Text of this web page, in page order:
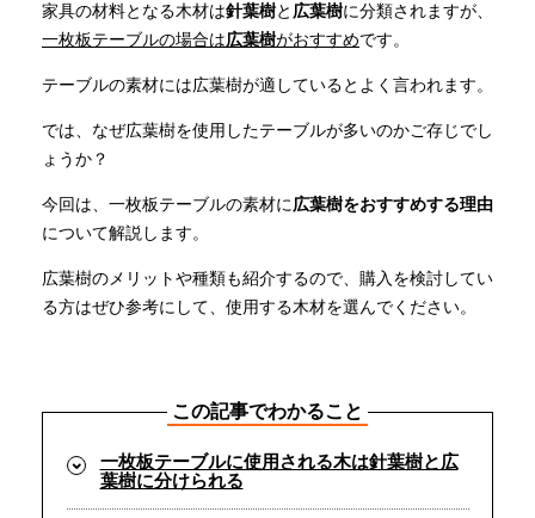
全商品一覧
新入荷情報
納品事例
INFORMATION
よくあるご質問
家具の材料となる木材は針葉樹と 広葉樹に分類されますが、
一枚板テーブルの場合は広葉樹がおすすめです。
テーブルの素材には広葉樹が適しているとよく言われます。
では、なぜ広葉樹を使用したテーブルが多いのかご存じでし
ょうか？
今回は、一枚板テーブルの素材に広葉樹をおすすめする理由
について解説します。
広葉樹のメリットや種類も紹介するので、購入を検討してい
る方はぜひ参考にして、使用する木材を選んでください。
この記事でわかること
一枚板テーブルに使用される木は針葉樹と広
葉樹に分けられる